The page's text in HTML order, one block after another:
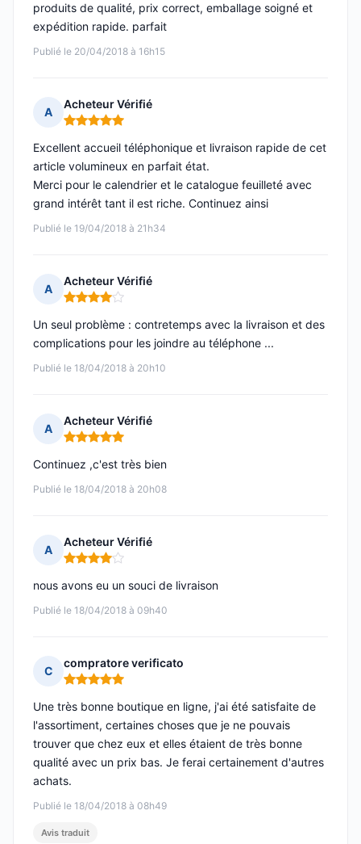
Publié le 20/04/2018 à 16h15
produits de qualité, prix correct, emballage soigné et
expédition rapide. parfait
A
Acheteur Vérifié
Note : 5 sur 5
Publié le 19/04/2018 à 21h34
Excellent accueil téléphonique et livraison rapide de cet
article volumineux en parfait état.
Merci pour le calendrier et le catalogue feuilleté avec
grand intérêt tant il est riche. Continuez ainsi
A
Acheteur Vérifié
Note : 4 sur 5
Publié le 18/04/2018 à 20h10
Un seul problème : contretemps avec la livraison et des
complications pour les joindre au téléphone ...
A
Acheteur Vérifié
Note : 5 sur 5
Publié le 18/04/2018 à 20h08
Continuez ,c'est très bien
A
Acheteur Vérifié
Note : 4 sur 5
Publié le 18/04/2018 à 09h40
nous avons eu un souci de livraison
C
compratore verificato
Note : 5 sur 5
Publié le 18/04/2018 à 08h49
Une très bonne boutique en ligne, j'ai été satisfaite de
l'assortiment, certaines choses que je ne pouvais
trouver que chez eux et elles étaient de très bonne
qualité avec un prix bas. Je ferai certainement d'autres
achats.
Avis traduit